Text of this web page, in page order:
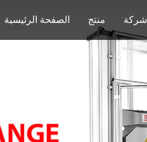
الصفحة الرئيسية منتج شركة